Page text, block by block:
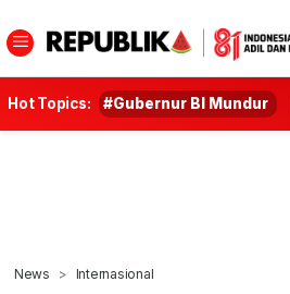
Hot Topics: #Gubernur BI Mundur
News Internasional